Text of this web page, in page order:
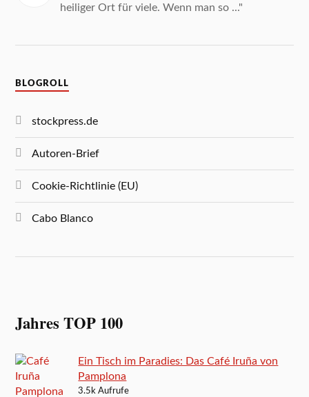
heiliger Ort für viele. Wenn man so ..."
BLOGROLL
stockpress.de
Autoren-Brief
Cookie-Richtlinie (EU)
Cabo Blanco
Jahres TOP 100
Ein Tisch im Paradies: Das Café Iruña von
Pamplona
3.5k Aufrufe